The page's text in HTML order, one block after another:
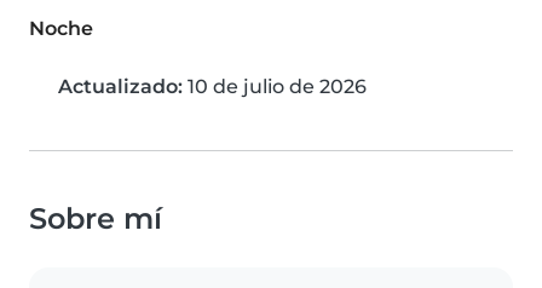
Noche
Actualizado: 10 de julio de 2026
Sobre mí